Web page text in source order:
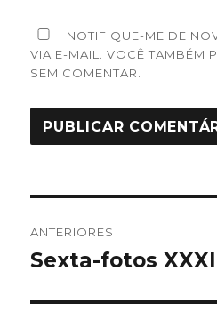
NOTIFIQUE-ME DE
VIA E-MAIL. VOCÊ TAMBÉM
SEM COMENTAR.
de
ANTERIORES
Post
Sexta-fotos XXXI